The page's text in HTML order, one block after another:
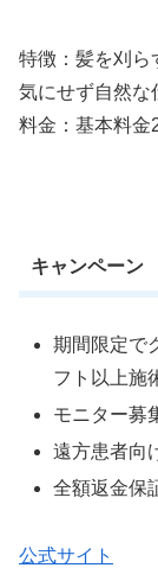
特徴：髪を刈ら
気にせず自然な
料金：基本料金
キャンペーン
期間限定で
フト以上施
モニター募
遠方患者向
全額返金保
公式サイト